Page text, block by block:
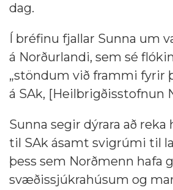
dag.
Í bréfinu fjallar Sunna um
á Norðurlandi, sem sé
„stöndum við frammi fyrir
á SAk, [Heilbrigðisstofnun
Sunna segir dýrara að
til SAk ásamt svigrúmi til
þess sem Norðmenn hafa
svæðissjúkrahúsum og